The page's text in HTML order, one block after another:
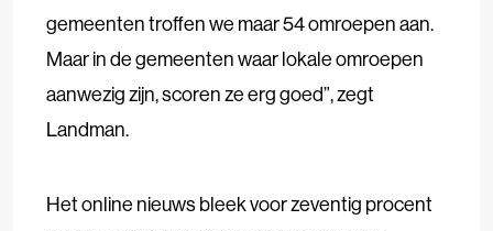
gemeenten troffen we maar 54 omroepen aan.
Maar in de gemeenten waar lokale omroepen
aanwezig zijn, scoren ze erg goed”, zegt
Landman.
Het online nieuws bleek voor zeventig procent